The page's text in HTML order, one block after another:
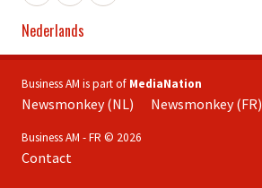
Nederlands
Business AM is part of MediaNation
Newsmonkey (NL) Newsmonkey (FR)
Business AM - FR © 2026
Contact